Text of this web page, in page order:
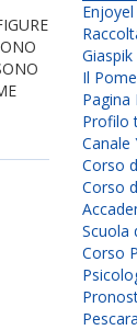
Il
Pagina
Profilo
Canale
Corso
Corso
Scuola
Corso